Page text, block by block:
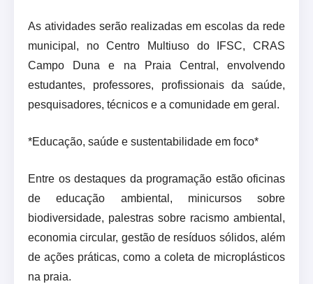
As atividades serão realizadas em escolas da rede
municipal, no Centro Multiuso do IFSC, CRAS
Campo Duna e na Praia Central, envolvendo
estudantes, professores, profissionais da saúde,
pesquisadores, técnicos e a comunidade em geral.
*Educação, saúde e sustentabilidade em foco*
Entre os destaques da programação estão oficinas
de educação ambiental, minicursos sobre
biodiversidade, palestras sobre racismo ambiental,
economia circular, gestão de resíduos sólidos, além
de ações práticas, como a coleta de microplásticos
na praia.